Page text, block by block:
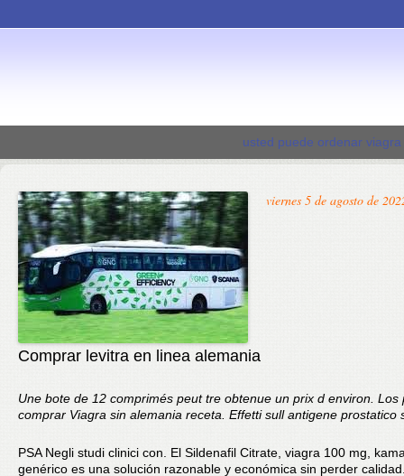
usted puede ordenar
viernes 5 de agosto de
Comprar levitra en linea alemania
Une bote de 12 comprimés peut tre obtenue un prix d environ. Los
comprar Viagra sin alemania receta. Effetti sull antigene prostatico
PSA Negli studi clinici con. El Sildenafil Citrate, viagra 100 mg,
genérico es una solución razonable y económica sin perder